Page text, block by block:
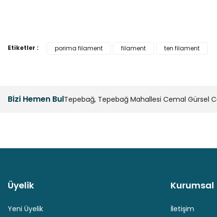
Ürün fiyatı diğer sitelerden daha pahalı.
Etiketler : porima filament filament ten filament
Bizi Hemen BulTepebağ, Tepebağ Mahallesi Cemal Gürsel
Güvenli Ödeme
Üyelik
Yeni Üyelik
Kurumsal
İletişim